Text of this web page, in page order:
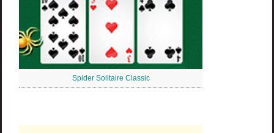
Spider Solitaire Classic